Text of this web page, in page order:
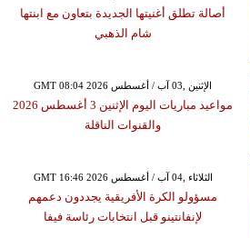
أصالة تطلق أغنيتها الجديدة بتعاون مع ابنتها
شام الذهبي
GMT 08:04 2026 الإثنين ,03 آب / أغسطس
مواعيد مباريات اليوم الإثنين 3 أغسطس 2026
والقنوات الناقلة
GMT 16:46 2026 الثلاثاء ,04 آب / أغسطس
مسؤولو الكرة الأفريقية يجددون دعمهم
لإنفانتينو قبل انتخابات رئاسة فيفا